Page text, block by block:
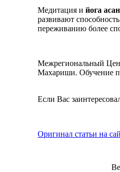
Медитация и йога
развивают
переживанию более
Межрегиональный
Махариши. Обучение
Если Вас
Оригинал статьи на